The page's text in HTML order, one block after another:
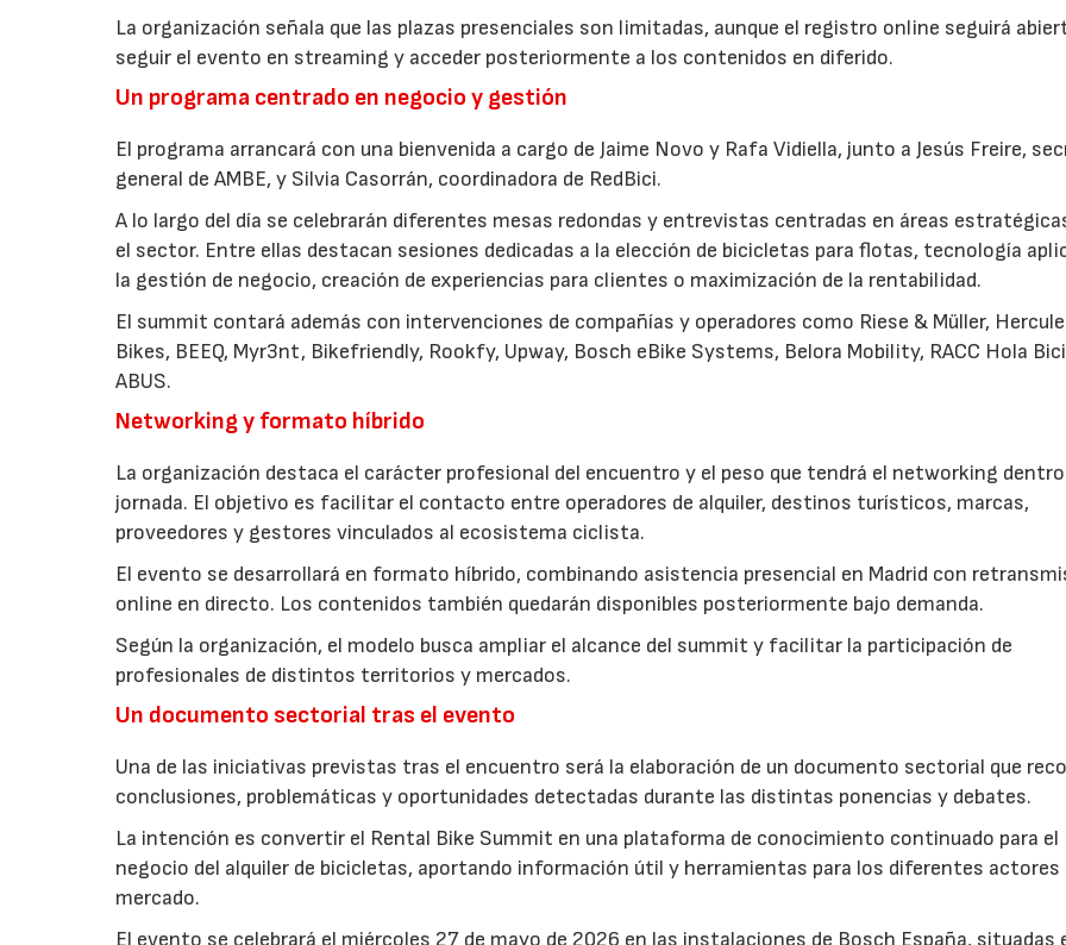
La organización señala que las plazas presenciales son limitadas, aunque el registro online seguirá
seguir el evento en streaming y acceder posteriormente a los contenidos en diferido.
Un programa centrado en negocio y gestión
El programa arrancará con una bienvenida a cargo de Jaime Novo y Rafa Vidiella, junto a Jesús Freire,
general de AMBE, y Silvia Casorrán, coordinadora de RedBici.
A lo largo del día se celebrarán diferentes mesas redondas y entrevistas centradas en áreas
el sector. Entre ellas destacan sesiones dedicadas a la elección de bicicletas para flotas, tecnología
la gestión de negocio, creación de experiencias para clientes o maximización de la rentabilidad.
El summit contará además con intervenciones de compañías y operadores como Riese & Müller,
Bikes, BEEQ, Myr3nt, Bikefriendly, Rookfy, Upway, Bosch eBike Systems, Belora Mobility, RACC Hola
ABUS.
Networking y formato híbrido
La organización destaca el carácter profesional del encuentro y el peso que tendrá el networking
jornada. El objetivo es facilitar el contacto entre operadores de alquiler, destinos turísticos, marcas,
proveedores y gestores vinculados al ecosistema ciclista.
El evento se desarrollará en formato híbrido, combinando asistencia presencial en Madrid con
online en directo. Los contenidos también quedarán disponibles posteriormente bajo demanda.
Según la organización, el modelo busca ampliar el alcance del summit y facilitar la participación de
profesionales de distintos territorios y mercados.
Un documento sectorial tras el evento
Una de las iniciativas previstas tras el encuentro será la elaboración de un documento sectorial que
conclusiones, problemáticas y oportunidades detectadas durante las distintas ponencias y debates.
La intención es convertir el Rental Bike Summit en una plataforma de conocimiento continuado para el
negocio del alquiler de bicicletas, aportando información útil y herramientas para los diferentes actores
mercado.
El evento se celebrará el miércoles 27 de mayo de 2026 en las instalaciones de Bosch España, situadas